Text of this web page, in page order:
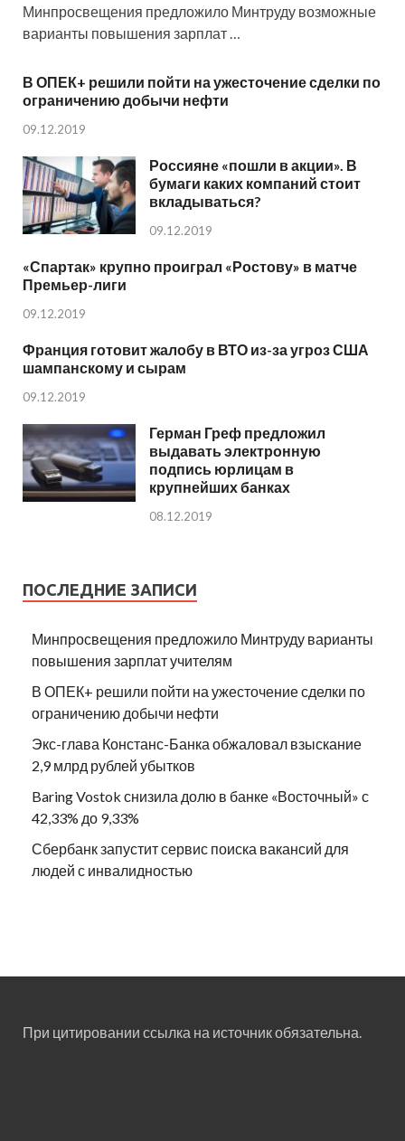
Минпросвещения предложило Минтруду возможные
варианты повышения зарплат …
В ОПЕК+ решили пойти на ужесточение сделки по
ограничению добычи нефти
09.12.2019
Россияне «пошли в акции». В
бумаги каких компаний стоит
вкладываться?
09.12.2019
«Спартак» крупно проиграл «Ростову» в матче
Премьер-лиги
09.12.2019
Франция готовит жалобу в ВТО из-за угроз США
шампанскому и сырам
09.12.2019
Герман Греф предложил
выдавать электронную
подпись юрлицам в
крупнейших банках
08.12.2019
ПОСЛЕДНИЕ ЗАПИСИ
Минпросвещения предложило Минтруду варианты
повышения зарплат учителям
В ОПЕК+ решили пойти на ужесточение сделки по
ограничению добычи нефти
Экс-глава Констанс-Банка обжаловал взыскание
2,9 млрд рублей убытков
Baring Vostok снизила долю в банке «Восточный» с
42,33% до 9,33%
Сбербанк запустит сервис поиска вакансий для
людей с инвалидностью
При цитировании ссылка на источник обязательна.